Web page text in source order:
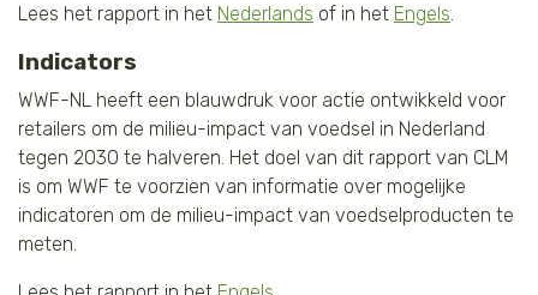
Lees het rapport in het Nederlands of in het Engels
Indicators
WWF-NL heeft een blauwdruk voor actie ontwikkeld voor
retailers om de milieu-impact van voedsel in Nederland
tegen 2030 te halveren. Het doel van dit rapport van CLM
is om WWF te voorzien van informatie over mogelijke
indicatoren om de milieu-impact van voedselproducten te
meten.